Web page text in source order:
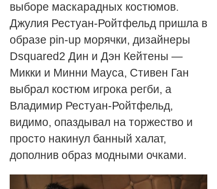
выборе маскарадных костюмов.
Джулия Рестуан-Ройтфельд пришла в
образе pin-up морячки, дизайнеры
Dsquared2 Дин и Дэн Кейтены —
Микки и Минни Мауса, Стивен Ган
выбрал костюм игрока регби, а
Владимир Рестуан-Ройтфельд,
видимо, опаздывал на торжество и
просто накинул банный халат,
дополнив образ модными очками.